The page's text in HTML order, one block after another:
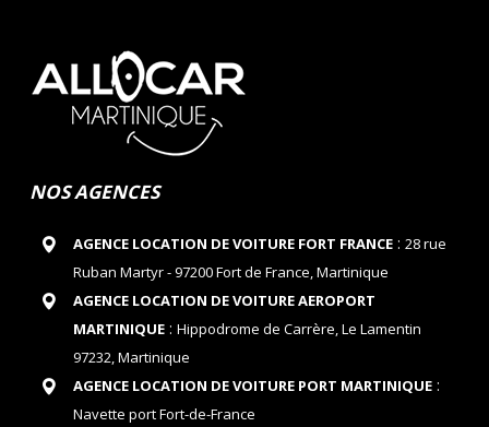
NOS AGENCES
AGENCE LOCATION DE VOITURE FORT FRANCE: 28 rue
Ruban Martyr - 97200 Fort de France, Martinique
AGENCE LOCATION DE VOITURE AEROPORT
MARTINIQUE: Hippodrome de Carrère, Le Lamentin
97232, Martinique
AGENCE LOCATION DE VOITURE PORT MARTINIQUE:
Navette port Fort-de-France